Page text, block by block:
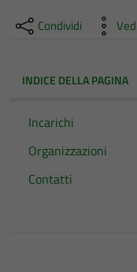
Condividi
INDICE DELLA PAGINA
Incarichi
Organizzazioni
Contatti